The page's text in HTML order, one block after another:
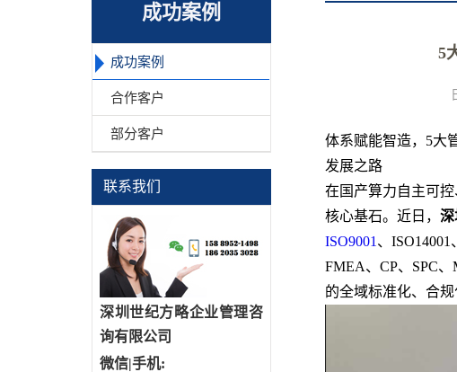
成功案例
成功案例
合作客户
部分客户
联系我们
深圳世纪方略企业管理咨
询有限公司
微信|手机:
5
体系赋能智造，5大
发展之路
在国产算力自主可
核心基石。近日， 深
ISO9001 、ISO14001
FMEA、CP、SPC
的全域标准化、合规